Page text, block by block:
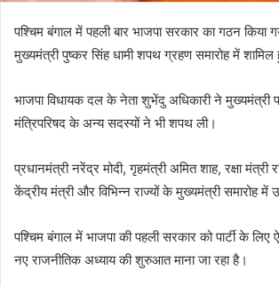
पश्चिम बंगाल में पहली बार भाजपा सरकार का गठन किया
मुख्यमंत्री पुष्कर सिंह धामी शपथ ग्रहण समारोह में शामिल
भाजपा विधायक दल के नेता शुभेंदु अधिकारी ने
मंत्रिपरिषद के अन्य सदस्यों ने भी शपथ ली।
प्रधानमंत्री नरेंद्र मोदी, गृहमंत्री अमित शाह, रक्षा
केंद्रीय मंत्री और विभिन्न राज्यों के मुख्यमंत्री समारोह में
पश्चिम बंगाल में भाजपा की पहली सरकार को पार्टी के
नए राजनीतिक अध्याय की शुरुआत माना जा रहा है।